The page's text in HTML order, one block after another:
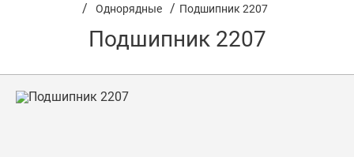
Оптовикам
Каталог продукции
Подшипники в Самаре
Контакты
/ Однорядные / Подшипник 2207
Подшипник 2207